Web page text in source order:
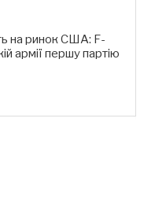
на ринок США: F-
армії першу партію